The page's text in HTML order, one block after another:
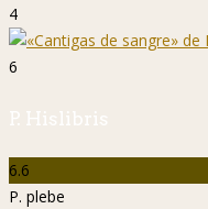
4
6
P. Hislibris
6.6
P. plebe